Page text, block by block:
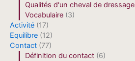
Qualités d'un cheval de dressage
Vocabulaire (3)
Activité (17)
Equilibre (12)
Contact (77)
Définition du contact (6)